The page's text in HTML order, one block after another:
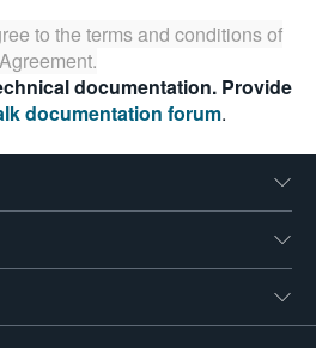
to the terms and conditions of
.
documentation. Provide
documentation forum.